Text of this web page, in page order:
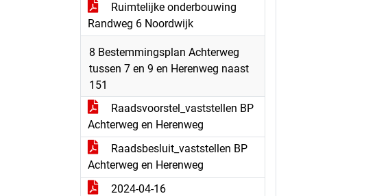
Ruimtelijke onderbouwing
Randweg 6 Noordwijk
8 Bestemmingsplan Achterweg
tussen 7 en 9 en Herenweg naast
151
Raadsvoorstel_vaststellen BP
Achterweg en Herenweg
Raadsbesluit_vaststellen BP
Achterweg en Herenweg
2024-04-16